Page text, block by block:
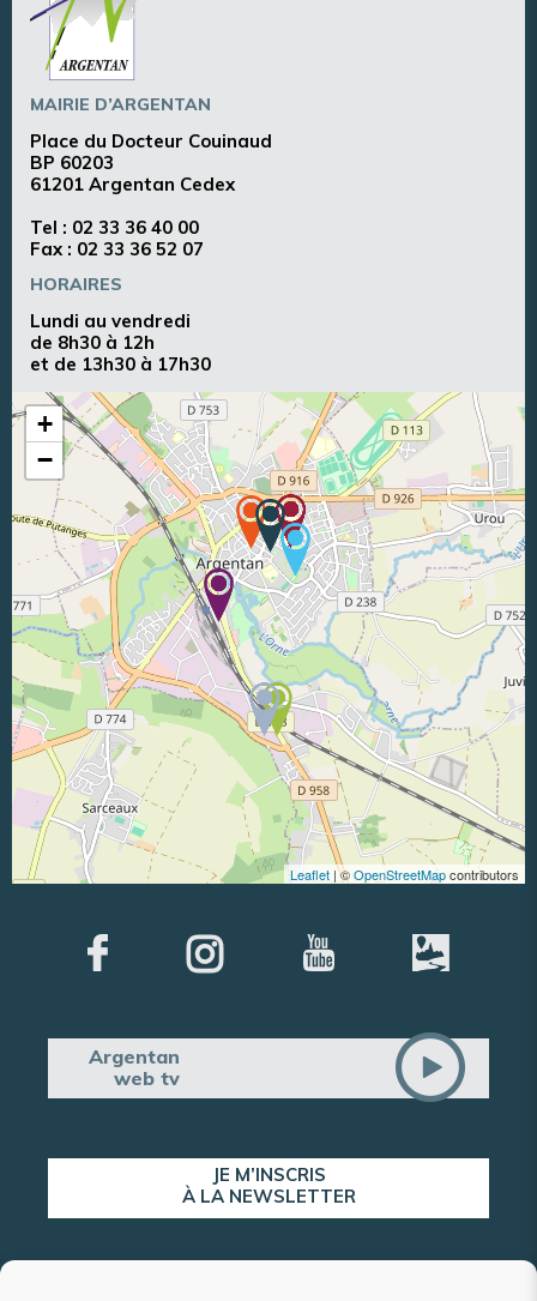
MAIRIE D’ARGENTAN
Place du Docteur Couinaud
BP 60203
61201 Argentan Cedex
Tel : 02 33 36 40 00
Fax : 02 33 36 52 07
HORAIRES
Lundi au vendredi
de 8h30 à 12h
et de 13h30 à 17h30
+
−
Leaflet | ©OpenStreetMapcontributors
Argentan
web tv
JE M’INSCRIS
À LA NEWSLETTER